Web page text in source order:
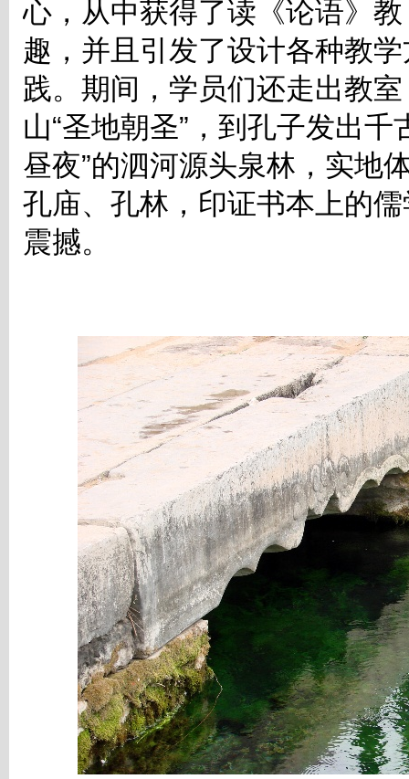
心，从中获得了读《论语》
趣，并且引发了设计各种教
践。期间，学员们还走出教
山“圣地朝圣”，到孔子发出
昼夜”的泗河源头泉林，实地
孔庙、孔林，印证书本上的
震撼。